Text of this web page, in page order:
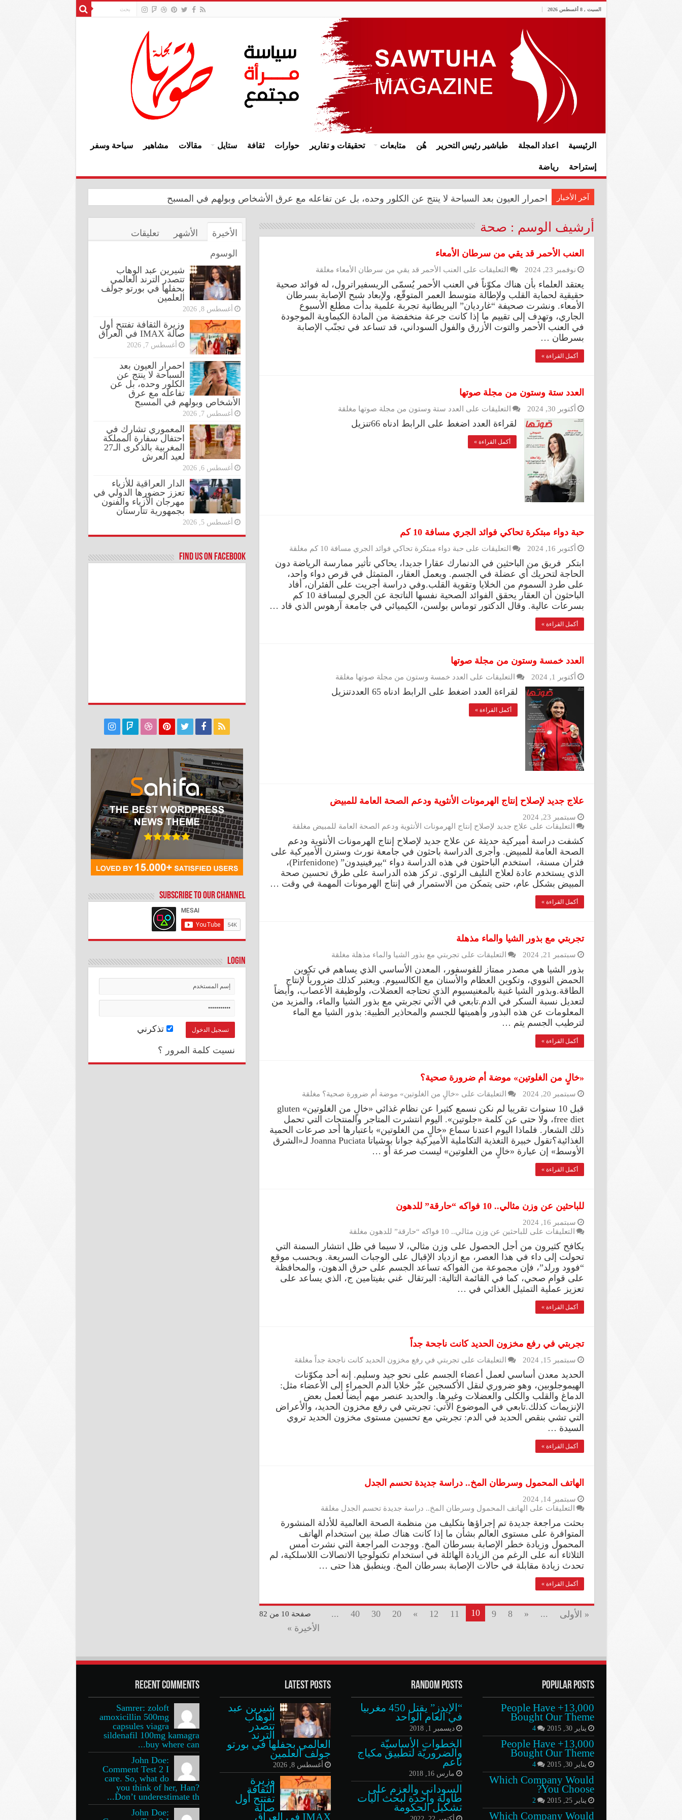
السبت , 8 أغسطس 2026
الرئيسية اعداد المجلة طباشير رئيس التحرير هُن متابعات تحقيقات و تقارير حوارات ثقافة ستايل مقالات مشاهير سياحة وسفر
إستراحة رياضة
آخر الأخبار احمرار العيون بعد السباحة لا ينتج عن الكلور وحده، بل عن تفاعله مع عرق الأشخاص وبولهم في المسبح
المعموري تشارك في احتفال سفارة المملكة المغربية بالذكرى الـ27 لعيد العرش
أرشيف الوسم : صحة
العنب الأحمر قد يقي من سرطان الأمعاء
نوفمبر 23, 2024 التعليقات على العنب الأحمر قد يقي من سرطان الأمعاء مغلقة
يعتقد العلماء بأن هناك مكوّناً في العنب الأحمر يُسمّى الريسفيراترول، له فوائد صحية
حقيقية لحماية القلب ولإطالة متوسط العمر المتوقّع، ولإبعاد شبح الإصابة بسرطان
الأمعاء. ونشرت صحيفة “غارديان” البريطانية تجربة علمية بدأت مطلع الأسبوع
الجاري، وتهدف إلى تقييم ما إذا كانت جرعة منخفضة من المادة الكيماوية الموجودة
في العنب الأحمر والتوت الأزرق والفول السوداني، قد تساعد في تجنّب الإصابة
بسرطان …
أكمل القراءة »
العدد ستة وستون من مجلة صوتها
أكتوبر 30, 2024 التعليقات على العدد ستة وستون من مجلة صوتها مغلقة
لقراءة العدد اضغط على الرابط ادناه 66تنزيل
أكمل القراءة »
حبة دواء مبتكرة تحاكي فوائد الجري مسافة 10 كم
أكتوبر 16, 2024 التعليقات على حبة دواء مبتكرة تحاكي فوائد الجري مسافة 10 كم مغلقة
ابتكر فريق من الباحثين في الدنمارك عقارا جديدا، يحاكي تأثير ممارسة الرياضة دون
الحاجة لتحريك أي عضلة في الجسم. ويعمل العقار، المتمثل في قرص دواء واحد،
على طرد السموم من الخلايا وتقوية القلب.وفي دراسة أجريت على الفئران، أفاد
الباحثون أن العقار يحقق الفوائد الصحية نفسها الناتجة عن الجري لمسافة 10 كم
بسرعات عالية. وقال الدكتور توماس بولسن، الكيميائي في جامعة آرهوس الذي قاد …
أكمل القراءة »
العدد خمسة وستون من مجلة صوتها
أكتوبر 1, 2024 التعليقات على العدد خمسة وستون من مجلة صوتها مغلقة
لقراءة العدد اضغط على الرابط ادناه 65 العددتنزيل
أكمل القراءة »
علاج جديد لإصلاح إنتاج الهرمونات الأنثوية ودعم الصحة العامة للمبيض
سبتمبر 23, 2024
التعليقات على علاج جديد لإصلاح إنتاج الهرمونات الأنثوية ودعم الصحة العامة للمبيض مغلقة
كشفت دراسة أميركية حديثة عن علاج جديد لإصلاح إنتاج الهرمونات الأنثوية ودعم
الصحة العامة للمبيض. وأجرى الدراسة باحثون في جامعة نورث وسترن الأميركية على
فئران مسنة، استخدم الباحثون في هذه الدراسة دواء “بيرفينيدون” (Pirfenidone)،
الذي يستخدم عادة لعلاج التليف الرئوي. تركز هذه الدراسة على طرق تحسين صحة
المبيض بشكل عام، حتى يتمكن من الاستمرار في إنتاج الهرمونات المهمة في وقت …
أكمل القراءة »
تجربتي مع بذور الشيا والماء مذهلة
سبتمبر 21, 2024 التعليقات على تجربتي مع بذور الشيا والماء مذهلة مغلقة
بذور الشيا هي مصدر ممتاز للفوسفور، المعدن الأساسي الذي يساهم في تكوين
الحمض النووي، وتكوين العظام والأسنان مع الكالسيوم. ويعتبر كذلك ضرورياً لإنتاج
الطاقة.وبذور الشيا غنية بالمغنيسيوم الذي تحتاجه العضلات، ولوظيفة الأعصاب، وأيضاً
لتعديل نسبة السكر في الدم.تابعي في الآتي تجربتي مع بذور الشيا والماء، والمزيد من
المعلومات عن هذه البذور وأهميتها للجسم والمحاذير الطبية: بذور الشيا مع الماء
لترطيب الجسم يتم …
أكمل القراءة »
«خالٍ من الغلوتين» موضة أم ضرورة صحية؟
سبتمبر 20, 2024 التعليقات على «خالٍ من الغلوتين» موضة أم ضرورة صحية؟ مغلقة
قبل 10 سنوات تقريبا لم نكن نسمع كثيرا عن نظام غذائي «خالٍ من الغلوتين» gluten
free diet، ولا حتى عن كلمة «جلوتين». اليوم انتشرت المتاجر والمنتجات التي تحمل
ذلك الشعار. فلماذا اليوم اعتدنا سماع «خالٍ من الغلوتين» باعتبارها أحد صرعات الحمية
الغذائية؟تقول خبيرة التغذية التكاملية الأميركية جوانا بوشياتا Joanna Puciata لـ«الشرق
الأوسط» إن عبارة «خالٍ من الغلوتين» ليست صرعة أو …
أكمل القراءة »
للباحثين عن وزن مثالي.. 10 فواكه “حارقة” للدهون
سبتمبر 16, 2024
التعليقات على للباحثين عن وزن مثالي.. 10 فواكه “حارقة” للدهون مغلقة
يكافح كثيرون من أجل الحصول على وزن مثالي، لا سيما في ظل انتشار السمنة التي
تحولت إلى داء في هذا العصر، مع ازدياد الإقبال على الوجبات السريعة. وبحسب موقع
“فوود ورلد”، فإن مجموعة من الفواكه تساعد الجسم على حرق الدهون، والمحافظة
على قوام صحي، كما في القائمة التالية: البرتقال غني بفيتامين ج، الذي يساعد على
تعزيز عملية التمثيل الغذائي في …
أكمل القراءة »
تجربتي في رفع مخزون الحديد كانت ناجحة جداً
سبتمبر 15, 2024 التعليقات على تجربتي في رفع مخزون الحديد كانت ناجحة جداً مغلقة
الحديد معدن أساسي لعمل أعضاء الجسم على نحو جيد وسليم. إنه أحد مكوّنات
الهيموجلوبين، وهو ضروري لنقل الأكسجين عبْر خلايا الدم الحمراء إلى الأعضاء مثل:
الدماغ والقلب والكلى والعضلات وغيرها. والحديد عنصر مهم أيضاً لعمل بعض
الإنزيمات كذلك.تابعي في الموضوع الآتي: تجربتي في رفع مخزون الحديد، والأعراض
التي تشي بنقص الحديد في الدم: تجربتي مع تحسين مستوى مخزون الحديد تروي
السيدة …
أكمل القراءة »
الهاتف المحمول وسرطان المخ.. دراسة جديدة تحسم الجدل
سبتمبر 14, 2024
التعليقات على الهاتف المحمول وسرطان المخ.. دراسة جديدة تحسم الجدل مغلقة
بحثت مراجعة جديدة تم إجراؤها بتكليف من منظمة الصحة العالمية للأدلة المنشورة
المتوافرة على مستوى العالم بشأن ما إذا كانت هناك صلة بين استخدام الهاتف
المحمول وزيادة خطر الإصابة بسرطان المخ. ووجدت المراجعة التي نشرت أمس
الثلاثاء أنه على الرغم من الزيادة الهائلة في استخدام تكنولوجيا الاتصالات اللاسلكية، لم
تحدث زيادة مقابلة في حالات الإصابة بسرطان المخ. وينطبق هذا حتى …
أكمل القراءة »
صفحة 10 من 82 « الأولى ...
«
8
9
10
11
12
»
20
30
40
...
الأخيرة »
الأخيرة الأشهر
تعليقات
الوسوم
شيرين عبد الوهاب
تتصدر الترند العالمي
بحفلها في بورتو جولف
العلمين
أغسطس 8, 2026
وزيرة الثقافة تفتتح أول
صالة IMAX في العراق
أغسطس 7, 2026
احمرار العيون بعد
السباحة لا ينتج عن
الكلور وحده، بل عن
تفاعله مع عرق
الأشخاص وبولهم في المسبح
أغسطس 7, 2026
المعموري تشارك في
احتفال سفارة المملكة
المغربية بالذكرى الـ27
لعيد العرش
أغسطس 6, 2026
الدار العراقية للأزياء
تعزز حضورها الدولي في
مهرجان الأزياء والفنون
بجمهورية تتارستان
أغسطس 5, 2026
Find us on Facebook
Subscribe to our Channel
Login
تذكرني
نسيت كلمة المرور ؟
Popular Posts
13,000+ People Have
Bought Our Theme
يناير 30, 2015 4
13,000+ People Have
Bought Our Theme
يناير 30, 2015 4
Which Company Would
You Choose?
يناير 25, 2015 2
Which Company Would
Random Posts
“الإيدز” يقتل 450 مغربيا
في العام الواحد
ديسمبر 1, 2018
الخطوات الأساسيّة
والضروريّة لتطبيق مكياج
ناعم
مارس 16, 2018
السوداني والعزم على
طاولة واحدة لبحث آليات
تشكيل الحكومة
Latest Posts
شيرين عبد
الوهاب
تتصدر
الترند
العالمي بحفلها في بورتو
جولف العلمين
أغسطس 8, 2026
وزيرة
الثقافة
تفتتح أول
صالة
IMAX في العراق
Recent Comments
Samrer: zoloft
amoxicillin 500mg
capsules viagra
sildenafil 100mg kamagra
buy where can...
John Doe:
Comment Test 2 I
care. So, what do
you think of her, Han?
Don’t underestimate th...
John Doe: